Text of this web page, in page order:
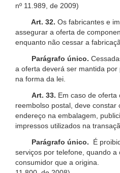
nº 11.989, de 2009)
Art. 32. Os fabricantes e
assegurar a oferta de
enquanto não cessar a
Parágrafo único.
a oferta deverá ser mantida por
na forma da lei.
Art. 33. Em caso de oferta
reembolso postal, deve constar
endereço na embalagem,
impressos utilizados na
Parágrafo único.
É
serviços por telefone, quando
consumidor que a origina.